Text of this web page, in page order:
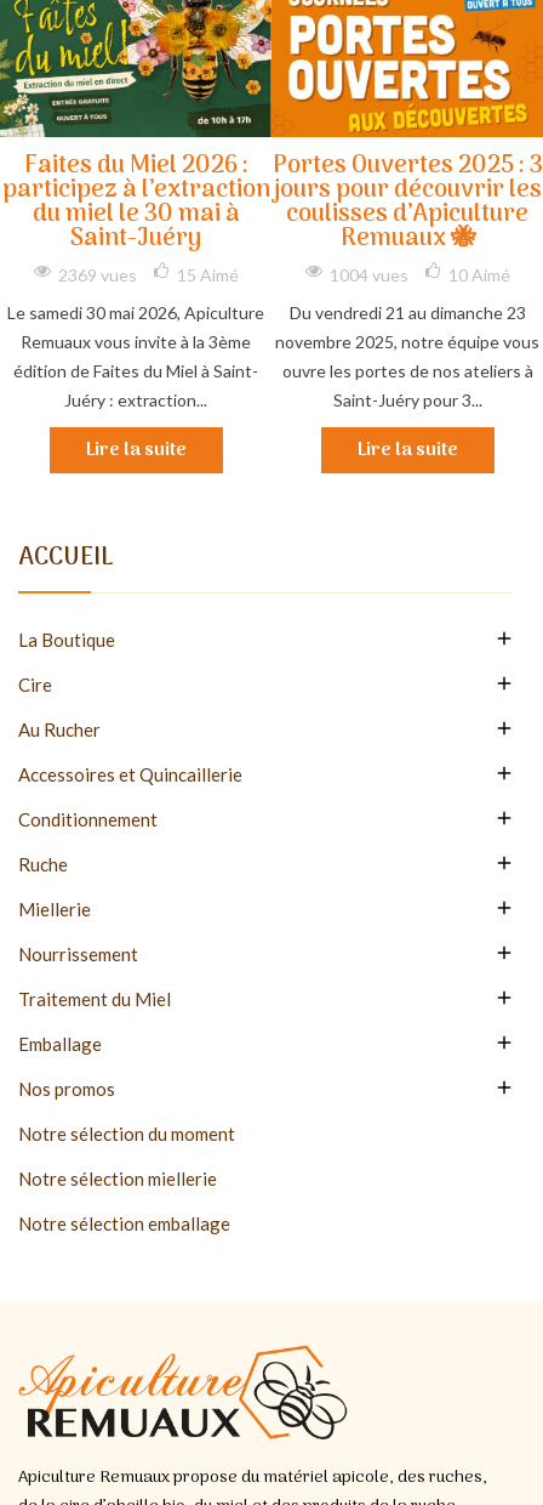
ACCUEIL
La Boutique 
Cire 
Au Rucher 
Accessoires et Quincaillerie 
Conditionnement 
Ruche 
Miellerie 
Nourrissement 
Traitement du Miel 
Emballage 
Nos promos 
Notre sélection du moment
Notre sélection miellerie
Notre sélection emballage
Faites du Miel 2026 :
participez à l’extraction
du miel le 30 mai à
Saint-Juéry
2369 vues 15 Aimé
Le samedi 30 mai 2026, Apiculture
Remuaux vous invite à la 3ème
édition de Faites du Miel à Saint-
Juéry : extraction...
Lire la suite
Portes Ouvertes 2025 : 3
jours pour découvrir les
coulisses d’Apiculture
Remuaux 🐝
1004 vues 10 Aimé
Du vendredi 21 au dimanche 23
novembre 2025, notre équipe vous
ouvre les portes de nos ateliers à
Saint-Juéry pour 3...
Lire la suite
Apiculture Remuaux propose du matériel apicole, des ruches,